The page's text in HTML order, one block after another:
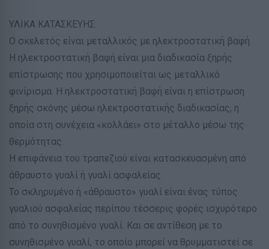
ΥΛΙΚΑ ΚΑΤΑΣΚΕΥΗΣ:
Ο σκελετός είναι μεταλλικός με ηλεκτροστατική βαφή.
Η ηλεκτροστατική βαφή είναι μια διαδικασία ξηρής
επίστρωσης που χρησιμοποιείται ως μεταλλικό
φινίρισμα. Η ηλεκτροστατική βαφή είναι η επίστρωση
ξηρής σκόνης μέσω ηλεκτροστατικής διαδικασίας, η
οποία στη συνέχεια «κολλάει» στο μέταλλο μέσω της
θερμότητας.
Η επιφάνεια του τραπεζιού είναι κατασκευασμένη από
άθραυστο γυαλί ή γυαλί ασφαλείας.
Το σκληρυμένο ή «άθραυστο» γυαλί είναι ένας τύπος
γυαλιού ασφαλείας περίπου τέσσερις φορές ισχυρότερο
από το συνηθισμένο γυαλί. Και σε αντίθεση με το
συνηθισμένο γυαλί, το οποίο μπορεί να θρυμματιστεί σε